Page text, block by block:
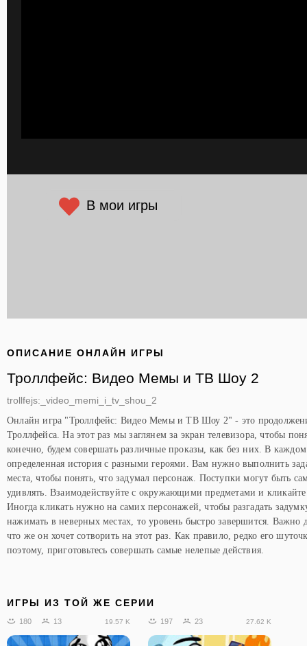
В мои игры
ОПИСАНИЕ ОНЛАЙН ИГРЫ
Троллфейс: Видео Мемы и ТВ Шоу 2
trollfejs:_video_memi_i_tv_shou_2
Онлайн игра "Троллфейс: Видео Мемы и ТВ Шоу 2" - это
Троллфейса. На этот раз мы заглянем за экран телевизора, чтобы
конечно, будем совершать различные проказы, как без них. В каждом
определенная история с разными героями. Вам нужно выполнить
места, чтобы понять, что задумал персонаж. Поступки могут быть
удивлять. Взаимодействуйте с окружающими предметами и
Иногда кликать нужно на самих персонажей, чтобы разгадать
нажимать в неверных местах, то уровень быстро завершится. Важно
что же он хочет сотворить на этот раз. Как правило, редко его
поэтому, приготовьтесь совершать самые нелепые действия.
ИГРЫ ИЗ ТОЙ ЖЕ СЕРИИ
180 13 19.57 K 197 23 27.62 K